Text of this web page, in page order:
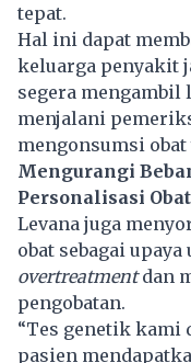
tepat.
Hal ini dapat
keluarga penyakit
segera
menjalani
mengonsumsi obat
Mengurangi
Personalisasi Obat
Levana juga
obat sebagai
overtreatmentdan
pengobatan.
“Tes genetik kami
pasien